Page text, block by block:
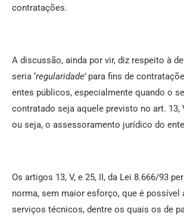
contratações.
A discussão, ainda por vir, diz respeito à
seria ‘regularidade’para fins de
entes públicos, especialmente quando o
contratado seja aquele previsto no art. 13,
ou seja, o assessoramento jurídico do
Os artigos 13, V, e 25, II, da Lei 8.666/93
norma, sem maior esforço, que é possível
serviços técnicos, dentre os quais os de